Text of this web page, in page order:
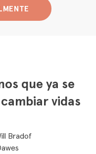
que ya se
vidas
Bradof